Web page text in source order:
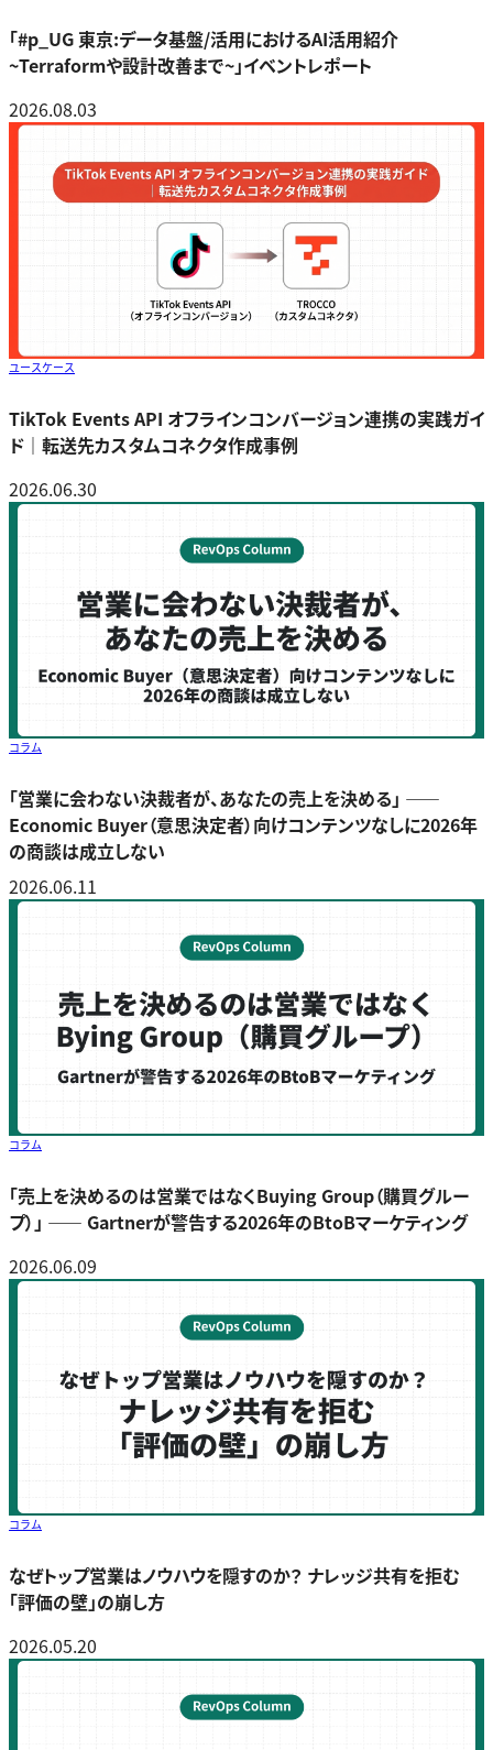
「#p_UG 東京:データ基盤/活用におけるAI活用紹介
~Terraformや設計改善まで~」イベントレポート
2026.08.03
ユースケース
TikTok Events API オフラインコンバージョン連携の実践ガイ
ド｜転送先カスタムコネクタ作成事例
2026.06.30
コラム
「営業に会わない決裁者が、あなたの売上を決める」 ――
Economic Buyer（意思決定者）向けコンテンツなしに2026年
の商談は成立しない
2026.06.11
コラム
「売上を決めるのは営業ではなくBuying Group（購買グルー
プ）」 ―― Gartnerが警告する2026年のBtoBマーケティング
2026.06.09
コラム
なぜトップ営業はノウハウを隠すのか？ ナレッジ共有を拒む
「評価の壁」の崩し方
2026.05.20